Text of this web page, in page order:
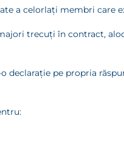
a celorlaţi membri care
trecuţi în contract,
declaraţie pe propria